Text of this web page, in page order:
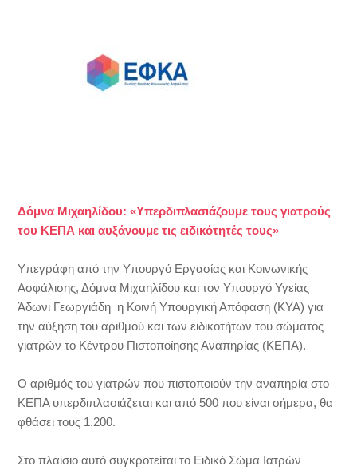
Δόμνα Μιχαηλίδου: «Υπερδιπλασιάζουμε τους γιατρούς
του ΚΕΠΑ και αυξάνουμε τις ειδικότητές τους»
Υπεγράφη από την Υπουργό Εργασίας και Κοινωνικής
Ασφάλισης, Δόμνα Μιχαηλίδου και τον Υπουργό Υγείας
Άδωνι Γεωργιάδη η Κοινή Υπουργική Απόφαση (ΚΥΑ) για
την αύξηση του αριθμού και των ειδικοτήτων του σώματος
γιατρών το Κέντρου Πιστοποίησης Αναπηρίας (ΚΕΠΑ).
Ο αριθμός του γιατρών που πιστοποιούν την αναπηρία στο
ΚΕΠΑ υπερδιπλασιάζεται και από 500 που είναι σήμερα, θα
φθάσει τους 1.200.
Στο πλαίσιο αυτό συγκροτείται το Ειδικό Σώμα Ιατρών